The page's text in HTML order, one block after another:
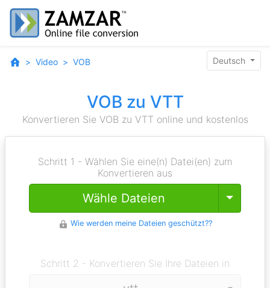
Video VOB Deutsch
VOB zu VTT
Konvertieren Sie VOB zu VTT online und kostenlos
Schritt 1 - Wählen Sie eine(n) Datei(en) zum
Konvertieren aus
Wähle Dateien Toggle
Wie werden meine Dateien geschützt??
Schritt 2 - Konvertieren Sie Ihre Dateien in